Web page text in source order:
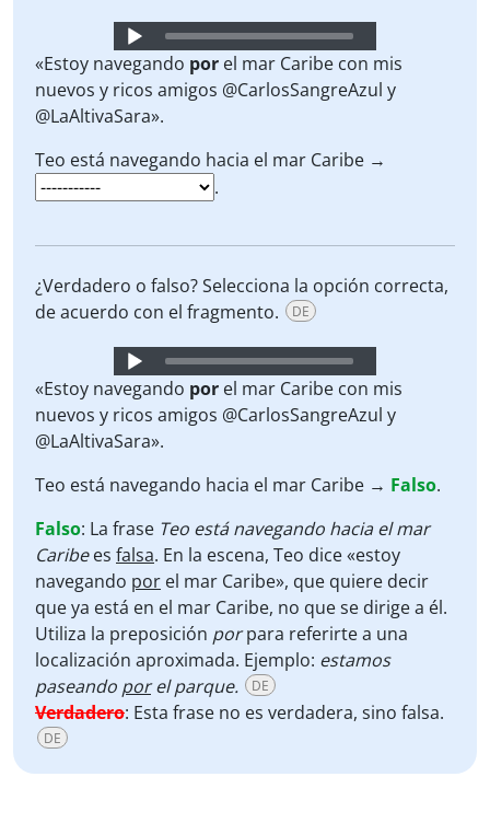
Audio
Player
«Estoy navegando por el mar Caribe con mis
nuevos y ricos amigos @CarlosSangreAzul y
@LaAltivaSara».
Teo está navegando hacia el mar Caribe →
.
¿Verdadero o falso? Selecciona la opción correcta,
de acuerdo con el fragmento.
DE
Audio
Player
«Estoy navegando por el mar Caribe con mis
nuevos y ricos amigos @CarlosSangreAzul y
@LaAltivaSara».
Teo está navegando hacia el mar Caribe → Falso.
Falso: La frase Teo está navegando hacia el mar
Caribees falsa. En la escena, Teo dice «estoy
navegando por el mar Caribe», que quiere decir
que ya está en el mar Caribe, no que se dirige a él.
Utiliza la preposición porpara referirte a una
localización aproximada. Ejemplo: estamos
paseando porel parque. DE
Verdadero: Esta frase no es verdadera, sino falsa.
DE